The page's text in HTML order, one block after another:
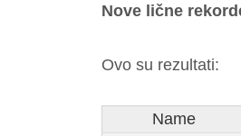
Nove lične
Ovo su rezultati:
Name